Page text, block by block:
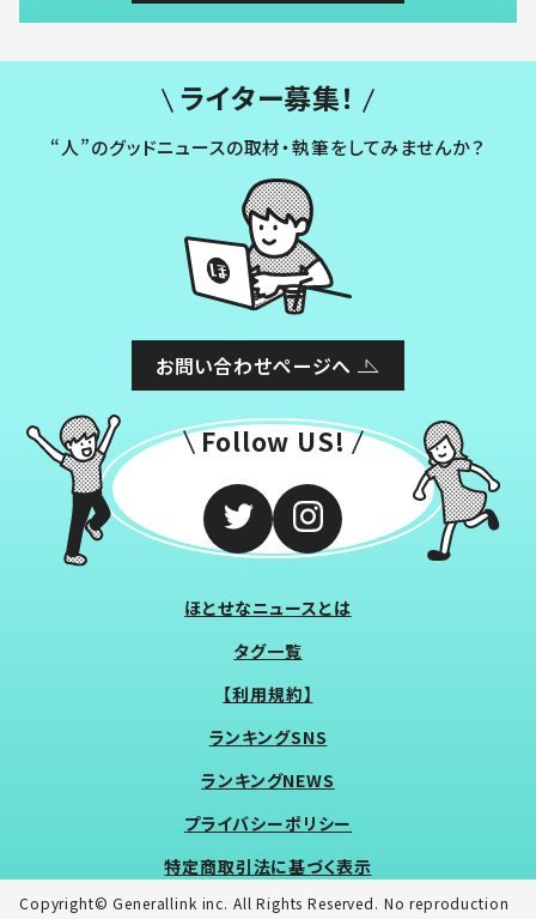
ライター募集！
“人”のグッドニュースの取材・執筆をしてみませんか？
お問い合わせページへ
Follow US!
ほとせなニュースとは
タグ一覧
【利用規約】
ランキングSNS
ランキングNEWS
プライバシーポリシー
特定商取引法に基づく表示
Copyright© Generallink inc. All Rights Reserved. No reproduction